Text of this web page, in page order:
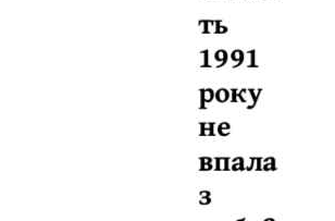
ть
1991
року
не
впала
з